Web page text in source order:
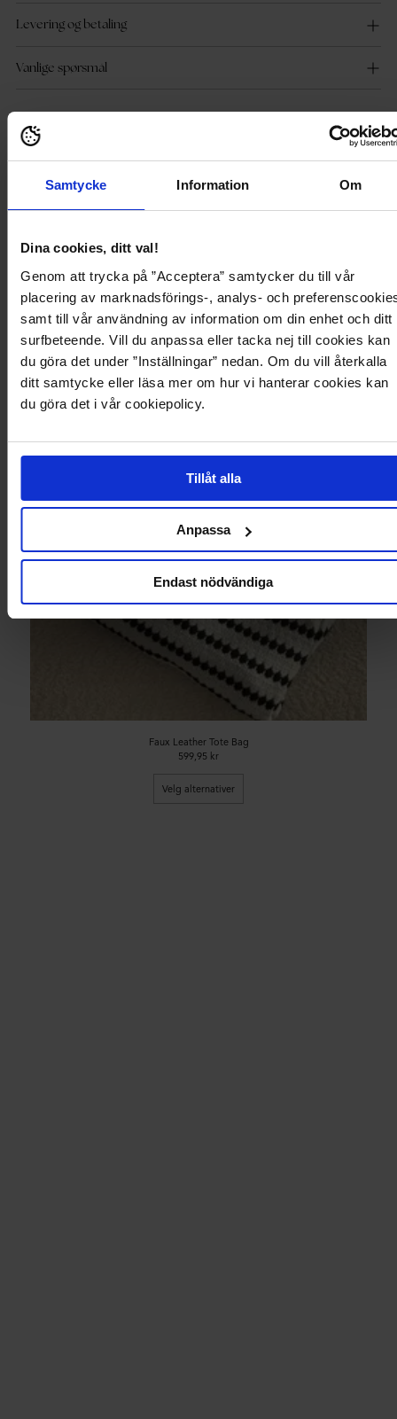
Samtycke Information Om
Dina cookies, ditt val!
Genom att trycka på ”Acceptera” samtycker du till vår
placering av marknadsförings-, analys- och
samt till vår användning av information om din enhet och ditt
surfbeteende. Vill du anpassa eller tacka nej till cookies kan
du göra det under ”Inställningar” nedan. Om du vill återkalla
ditt samtycke eller läsa mer om hur vi hanterar cookies kan
du göra det i vår cookiepolicy.
Tillåt alla
Anpassa
Endast nödvändiga
Levering og betaling
Vanlige spørsmål
Faux Leather Tote Bag
599,95 kr
Velg alternativer